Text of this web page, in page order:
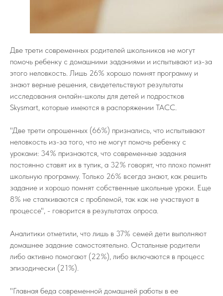
Две трети современных родителей школьников не могут
помочь ребенку с домашними заданиями и испытывают из-за
этого неловкость. Лишь 26% хорошо помнят программу и
знают верные решения, свидетельствуют результаты
исследования онлайн-школы для детей и подростков
Skysmart, которые имеются в распоряжении ТАСС.
"Две трети опрошенных (66%) признались, что испытывают
неловкость из-за того, что не могут помочь ребенку с
уроками: 34% признаются, что современные задания
постоянно ставят их в тупик, а 32% говорят, что плохо помнят
школьную программу. Только 26% всегда знают, как решить
задание и хорошо помнят собственные школьные уроки. Еще
8% не сталкиваются с проблемой, так как не участвуют в
процессе", - говорится в результатах опроса.
Аналитики отметили, что лишь в 37% семей дети выполняют
домашнее задание самостоятельно. Остальные родители
либо активно помогают (22%), либо включаются в процесс
эпизодически (21%).
"Главная беда современной домашней работы в ее